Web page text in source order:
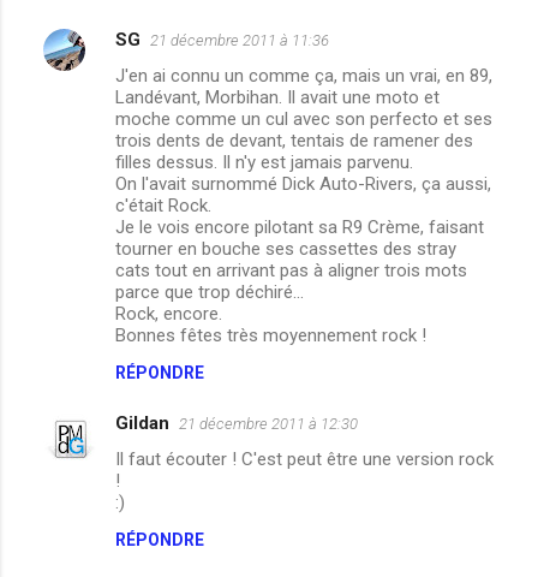
m
e
SG 21 décembre 2011 à 11:36
J'en ai connu un comme ça, mais un vrai, en 89,
Landévant, Morbihan. Il avait une moto et
moche comme un cul avec son perfecto et ses
trois dents de devant, tentais de ramener des
filles dessus. Il n'y est jamais parvenu.
On l'avait surnommé Dick Auto-Rivers, ça aussi,
c'était Rock.
Je le vois encore pilotant sa R9 Crème, faisant
tourner en bouche ses cassettes des stray
cats tout en arrivant pas à aligner trois mots
parce que trop déchiré...
Rock, encore.
Bonnes fêtes très moyennement rock !
RÉPONDRE
Gildan 21 décembre 2011 à 12:30
Il faut écouter ! C'est peut être une version rock
!
:)
RÉPONDRE